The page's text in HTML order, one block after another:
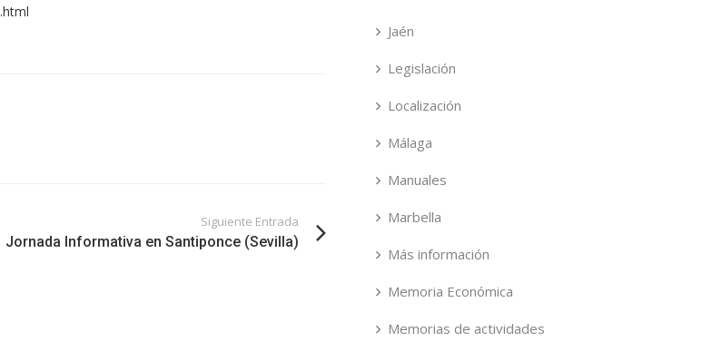
Siguiente Entrada
Jornada Informativa en Santiponce (Sevilla)
Jaén
Legislación
Localización
Málaga
Manuales
Marbella
Más información
Memoria Económica
Memorias de actividades